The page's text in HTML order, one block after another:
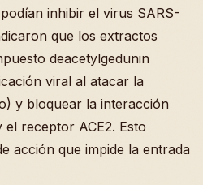
inhibir el virus SARS-
que los extractos
deacetylgedunin
viral al atacar la
y bloquear la interacción
receptor ACE2. Esto
acción que impide la entrada